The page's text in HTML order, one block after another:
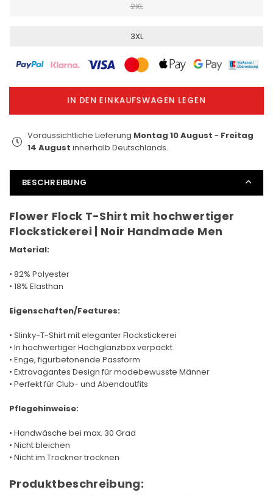
2XL
3XL
IN DEN EINKAUFSWAGEN LEGEN
Voraussichtliche Lieferung Montag 10 August - Freitag
14 August innerhalb Deutschlands.
BESCHREIBUNG
Flower Flock T-Shirt mit hochwertiger
Flockstickerei | Noir Handmade Men
Material:
• 82% Polyester
• 18% Elasthan
Eigenschaften/Features:
• Slinky-T-Shirt mit eleganter Flockstickerei
• In hochwertiger Hochglanzbox verpackt
• Enge, figurbetonende Passform
• Extravagantes Design für modebewusste Männer
• Perfekt für Club- und Abendoutfits
Pflegehinweise:
• Handwäsche bei max. 30 Grad
• Nicht bleichen
• Nicht im Trockner trocknen
Produktbeschreibung: